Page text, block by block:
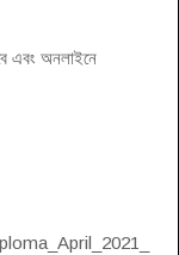
এবং অনলাইনে